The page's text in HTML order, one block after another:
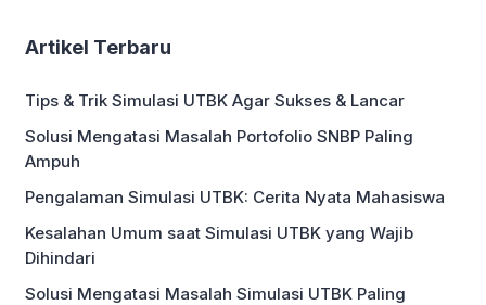
Artikel Terbaru
Tips & Trik Simulasi UTBK Agar Sukses & Lancar
Solusi Mengatasi Masalah Portofolio SNBP Paling
Ampuh
Pengalaman Simulasi UTBK: Cerita Nyata Mahasiswa
Kesalahan Umum saat Simulasi UTBK yang Wajib
Dihindari
Solusi Mengatasi Masalah Simulasi UTBK Paling